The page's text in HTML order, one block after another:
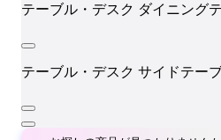
テーブル・デスク ダイニング
テーブル・デスク サイドテー